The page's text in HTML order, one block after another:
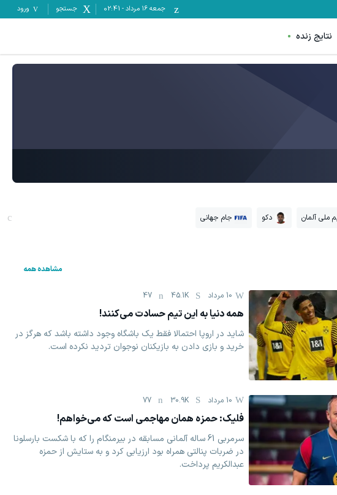
جمعه ۱۶ مرداد -
02:41 جستجو ورود
نتایج زنده
ملی آلمان دکو جام جهانی
مشاهده همه
10 مرداد 45.1K
47
همه دنیا به این تیم حسادت می‌کنند!
شاید در اروپا احتمالا فقط یک باشگاه وجود داشته باشد که هرگز در
خرید و بازی دادن به بازیکنان نوجوان تردید نکرده است.
10 مرداد 30.9K
77
فلیک: حمزه همان مهاجمی است که می‌خواهم!
سرمربی 61 ساله آلمانی مسابقه در بیرمنگام را که با شکست بارسلونا
در ضربات پنالتی همراه بود ارزیابی کرد و به ستایش از حمزه
عبدالکریم پرداخت.